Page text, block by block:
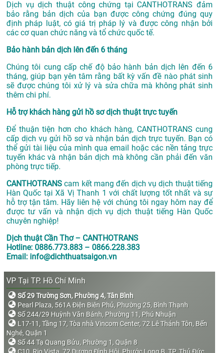
Dịch vụ dịch thuật công chứng tại CANTHOTRANS đảm
bảo rằng bản dịch của bạn được công chứng đúng quy
định pháp luật, có giá trị pháp lý và được công nhận bởi
các cơ quan chức năng và tổ chức quốc tế.
Bảo hành bản dịch lên đến 6 tháng
Chúng tôi cung cấp chế độ bảo hành bản dịch lên đến 6
tháng, giúp bạn yên tâm rằng bất kỳ vấn đề nào phát sinh
sẽ được chúng tôi xử lý và sửa chữa mà không phát sinh
thêm chi phí.
Hỗ trợ khách hàng gửi hồ sơ dịch thuật trực tuyến
Để thuận tiện hơn cho khách hàng, CANTHOTRANS cung
cấp dịch vụ gửi hồ sơ và nhận bản dịch trực tuyến. Bạn có
thể gửi tài liệu của mình qua email hoặc các nền tảng trực
tuyến khác và nhận bản dịch mà không cần phải đến văn
phòng trực tiếp.
CANTHOTRANS cam kết mang đến dịch vụ dịch thuật tiếng
Hàn Quốc tại Xã Vị Thanh 1 với chất lượng tốt nhất và sự
hỗ trợ tận tâm. Hãy liên hệ với chúng tôi ngay hôm nay để
được tư vấn và nhận dịch vụ dịch thuật tiếng Hàn Quốc
chuyên nghiệp!
Dịch thuật Cần Thơ – CANTHOTRANS
Hotline: 0886.773.883 – 0866.228.383
Email: info@dichthuatsaigon.vn
VP Tại TP. Hồ Chí Minh
Số 29 Trường Sơn, Phường 4, Tân Bình
Pearl Plaza, 561A Điện Biên Phủ, Phường 25, Bình Thạnh
Số 244/29 Huỳnh Văn Bánh, Phường 11, Phú Nhuận
L17-11, Tầng 17, Tòa nhà Vincom Center, 72 Lê Thánh Tôn, Bến
Nghé, Quận 1
Số 44 Tạ Quang Bửu, Phường 1, Quận 8